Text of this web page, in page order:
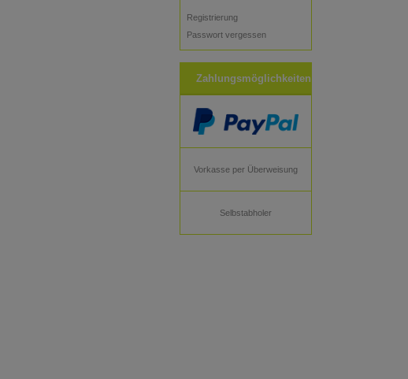
Registrierung
Passwort vergessen
Zahlungsmöglichkeiten
Vorkasse per Überweisung
Selbstabholer